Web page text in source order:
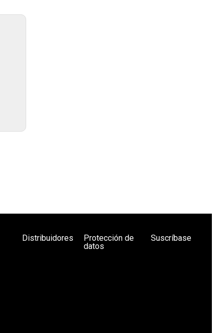
Distribuidores
Protección de
datos
Suscríbase